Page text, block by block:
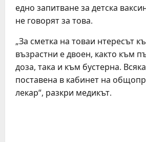
едно запитване за детска
не говорят за това.
„За сметка на товаи нтересът
възрастни е двоен, както към
доза, така и към бустерна.
поставена в кабинет на
лекар“, разкри медикът.